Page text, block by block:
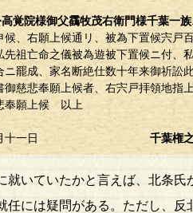
覚院様御父靍牧茂右衛門様千葉一族
、右願上候通リ、被為下置候宍戸
祖亡命之儀被為遊被下置候ニ付、
罷成、家名断絶仕数十年来御祈訟
慈悲奉願上候者、右宍戸拝領地指
奉願上候 以上
十月十一日 千葉権
いていたかと言えば、北条氏
任には疑問がある。ただし、